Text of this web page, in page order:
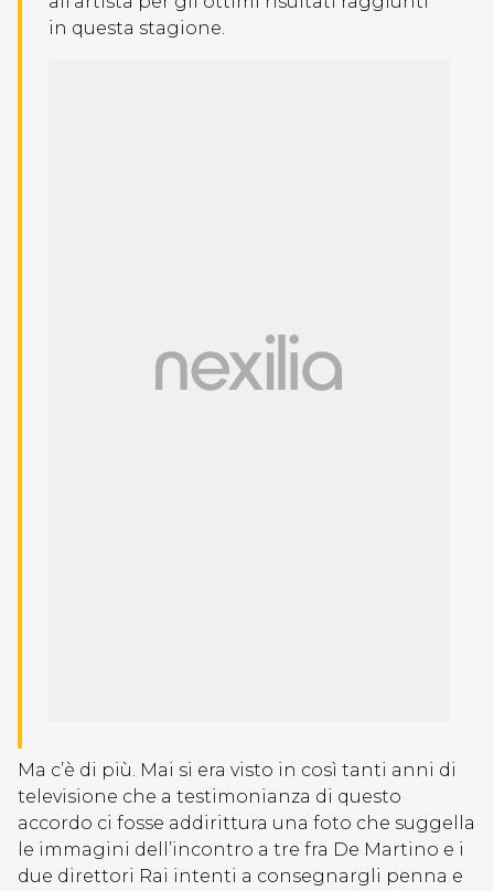
in questa stagione.
Ma c’è di più. Mai si era visto in così tanti anni di
televisione che a testimonianza di questo
accordo ci fosse addirittura una foto che suggella
le immagini dell’incontro a tre fra De Martino e i
due direttori Rai intenti a consegnargli penna e